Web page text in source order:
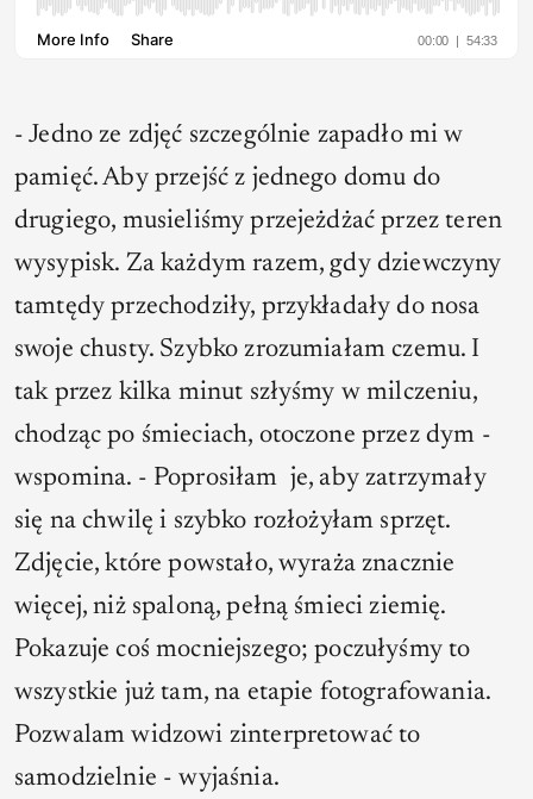
- Jedno ze zdjęć szczególnie zapadło mi w
pamięć. Aby przejść z jednego domu do
drugiego, musieliśmy przejeżdżać przez teren
wysypisk. Za każdym razem, gdy dziewczyny
tamtędy przechodziły, przykładały do nosa
swoje chusty. Szybko zrozumiałam czemu. I
tak przez kilka minut szłyśmy w milczeniu,
chodząc po śmieciach, otoczone przez dym -
wspomina. - Poprosiłam je, aby zatrzymały
się na chwilę i szybko rozłożyłam sprzęt.
Zdjęcie, które powstało, wyraża znacznie
więcej, niż spaloną, pełną śmieci ziemię.
Pokazuje coś mocniejszego; poczułyśmy to
wszystkie już tam, na etapie fotografowania.
Pozwalam widzowi zinterpretować to
samodzielnie -wyjaśnia.